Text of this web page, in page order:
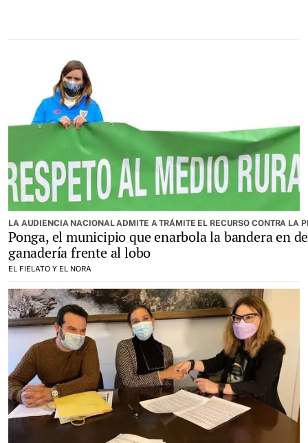
LA AUDIENCIA NACIONAL ADMITE A TRÁMITE EL RECURSO CONTRA LA
Ponga, el municipio que enarbola la bandera en
ganadería frente al lobo
EL FIELATO Y EL NORA